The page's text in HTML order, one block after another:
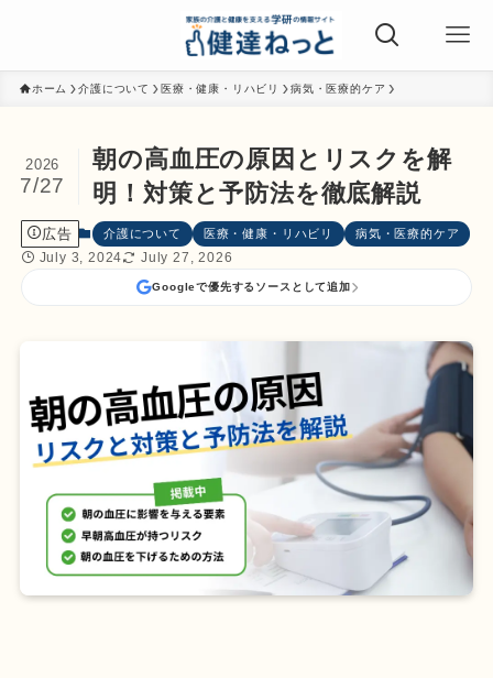
ホーム 介護について 医療・健康・リハビリ 病気・医療的ケア
朝の高血圧の原因とリスクを解
明！対策と予防法を徹底解説
2026
7/27
広告 介護について 医療・健康・リハビリ 病気・医療的ケア
July 3, 2024 July 27, 2026
Googleで優先するソースとして追加